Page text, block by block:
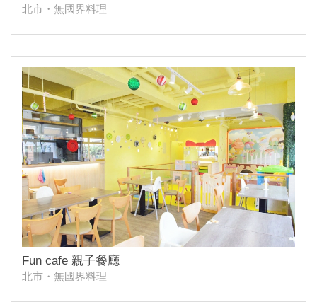
北市・無國界料理
Fun cafe 親子餐廳
北市・無國界料理